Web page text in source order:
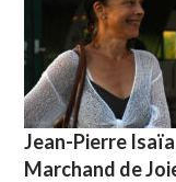
Jean-Pierre
Marchand de